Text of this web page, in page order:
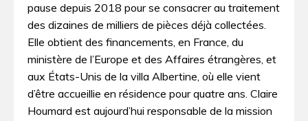
pause depuis 2018 pour se consacrer au traitement
des dizaines de milliers de pièces déjà collectées.
Elle obtient des financements, en France, du
ministère de l’Europe et des Affaires étrangères, et
aux États-Unis de la villa Albertine, où elle vient
d’être accueillie en résidence pour quatre ans. Claire
Houmard est aujourd’hui responsable de la mission